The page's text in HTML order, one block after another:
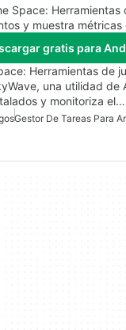
Space:
y muestra
gratis para
Herramientas de
una utilidad de
y monitoriza el…
Gestor De Tareas Para